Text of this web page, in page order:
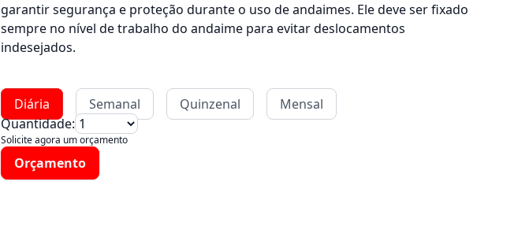
garantir segurança e proteção durante o uso de andaimes. Ele deve ser fixado
sempre no nível de trabalho do andaime para evitar deslocamentos
indesejados.
Diária Semanal Quinzenal
Mensal
Quantidade:
Solicite agora um orçamento
Orçamento